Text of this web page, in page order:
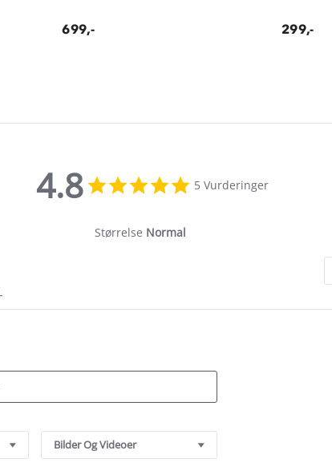
699,- 299,-
4.8
star
5 Vurderinger
Størrelse Normal
Bilder Og Videoer